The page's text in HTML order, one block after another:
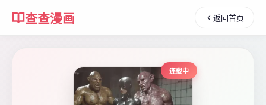
查查漫画 返回首页
连载中